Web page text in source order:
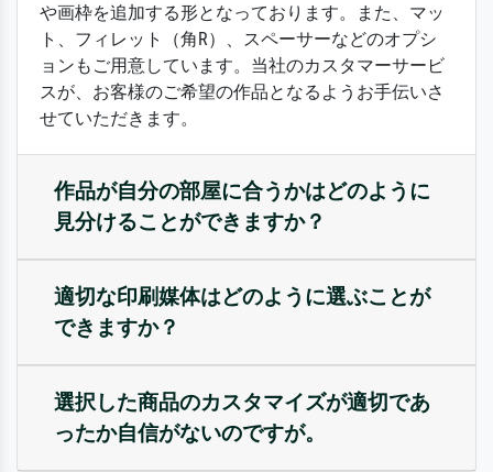
や画枠を追加する形となっております。また、マッ
ト、フィレット（角R）、スペーサーなどのオプシ
ョンもご用意しています。当社のカスタマーサービ
スが、お客様のご希望の作品となるようお手伝いさ
せていただきます。
作品が自分の部屋に合うかはどのように
見分けることができますか？
適切な印刷媒体はどのように選ぶことが
できますか？
選択した商品のカスタマイズが適切であ
ったか自信がないのですが。